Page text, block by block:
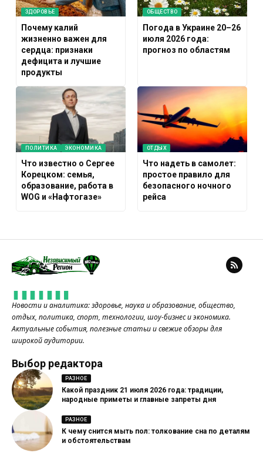
ЗДОРОВЬЕ
Почему калий
жизненно важен для
сердца: признаки
дефицита и лучшие
продукты
ОБЩЕСТВО
Погода в Украине 20–26
июля 2026 года:
прогноз по областям
ПОЛИТИКА ЭКОНОМИКА
Что известно о Сергее
Корецком: семья,
образование, работа в
WOG и «Нафтогазе»
ОТДЫХ
Что надеть в самолет:
простое правило для
безопасного ночного
рейса
Новости и аналитика: здоровье, наука и образование, общество,
отдых, политика, спорт, технологии, шоу-бизнес и экономика.
Актуальные события, полезные статьи и свежие обзоры для
широкой аудитории.
Выбор редактора
РАЗНОЕ
Какой праздник 21 июля 2026 года: традиции,
народные приметы и главные запреты дня
РАЗНОЕ
К чему снится мыть пол: толкование сна по деталям
и обстоятельствам